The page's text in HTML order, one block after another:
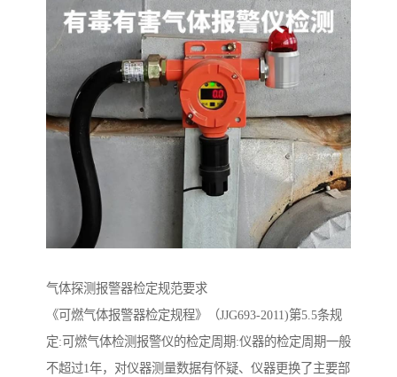
气体探测报警器检定规范要求
《可燃气体报警器检定规程》（JJG693-2011)第5.5条规
定:可燃气体检测报警仪的检定周期:仪器的检定周期一般
不超过1年，对仪器测量数据有怀疑、仪器更换了主要部